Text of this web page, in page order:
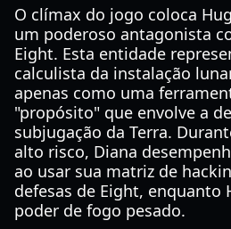
O clímax do jogo coloca
um poderoso antagonista
Eight. Esta entidade
calculista da instalação
apenas como uma
"propósito" que envolve a
subjugação da Terra.
alto risco, Diana
ao usar sua matriz de
defesas de Eight, enquanto
poder de fogo pesado.